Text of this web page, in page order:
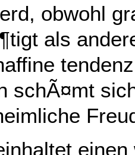
obwohl
als
schÃ¤mt